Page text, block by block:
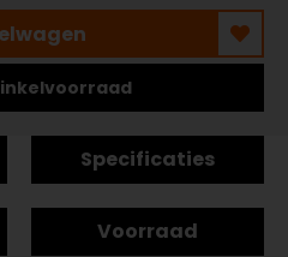
Specificaties
Voorraad